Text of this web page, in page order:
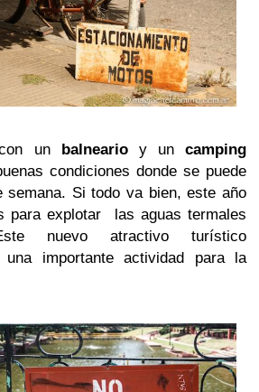
unbalnearioy un camping
condiciones donde se puede
semana. Si todo va bien, este año
para explotar las aguas termales
nuevo atractivo turístico
una importante actividad para la